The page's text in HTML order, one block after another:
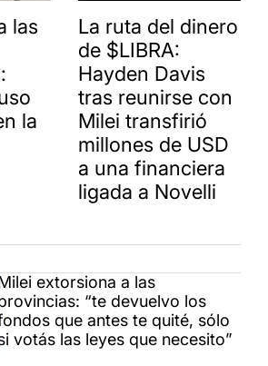
las
la
La ruta del dinero
de $LIBRA:
Hayden Davis
tras reunirse con
Milei transfirió
millones de USD
a una financiera
ligada a Novelli
extorsiona a las
“te devuelvo los
que antes te quité, sólo
votás las leyes que necesito”